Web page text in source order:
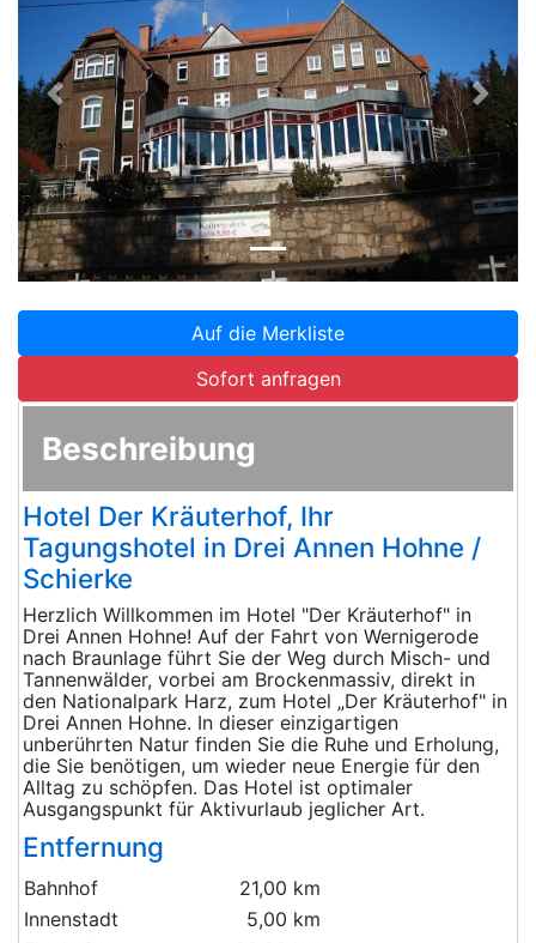
Zurück
Auf die Merkliste
Sofort anfragen
Beschreibung
Hotel Der Kräuterhof, Ihr
Tagungshotel in Drei Annen Hohne /
Schierke
Herzlich Willkommen im Hotel "Der Kräuterhof" in
Drei Annen Hohne! Auf der Fahrt von Wernigerode
nach Braunlage führt Sie der Weg durch Misch- und
Tannenwälder, vorbei am Brockenmassiv, direkt in
den Nationalpark Harz, zum Hotel „Der Kräuterhof" in
Drei Annen Hohne. In dieser einzigartigen
unberührten Natur finden Sie die Ruhe und Erholung,
die Sie benötigen, um wieder neue Energie für den
Alltag zu schöpfen. Das Hotel ist optimaler
Ausgangspunkt für Aktivurlaub jeglicher Art.
Entfernung
Bahnhof
21,00 km
Innenstadt
5,00 km